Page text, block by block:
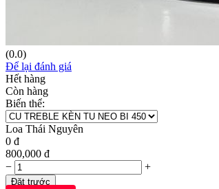
(0.0)
Để lại đánh giá
Hết hàng
Còn hàng
Biến thể:
Loa Thái Nguyên
0 đ
800,000 đ
−
+
Đặt trước